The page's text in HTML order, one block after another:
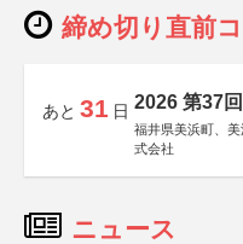
締め切り直前
あと 31 日 2026 第37
福井県美浜町、
式会社
ニュース